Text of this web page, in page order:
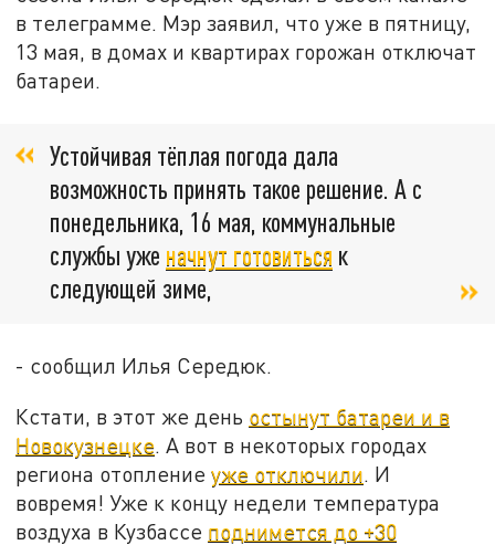
в телеграмме. Мэр заявил, что уже в пятницу,
13 мая, в домах и квартирах горожан отключат
батареи.
Устойчивая тёплая погода дала
возможность принять такое решение. А с
понедельника, 16 мая, коммунальные
службы уже начнут готовиться к
следующей зиме,
- сообщил Илья Середюк.
Кстати, в этот же день остынут батареи и в
Новокузнецке. А вот в некоторых городах
региона отоплениеуже отключили. И
вовремя! Уже к концу недели температура
воздуха в Кузбассе поднимется до +30